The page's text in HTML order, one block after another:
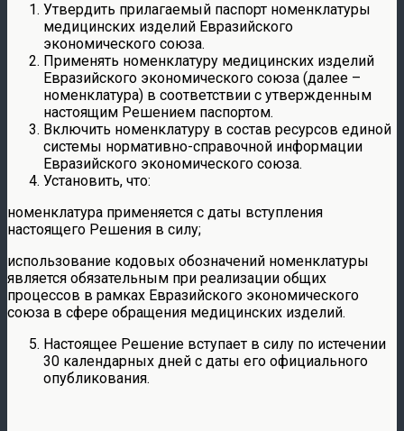
Утвердить прилагаемый паспорт номенклатуры
медицинских изделий Евразийского
экономического союза.
Применять номенклатуру медицинских изделий
Евразийского экономического союза (далее –
номенклатура) в соответствии с утвержденным
настоящим Решением паспортом.
Включить номенклатуру в состав ресурсов единой
системы нормативно-справочной информации
Евразийского экономического союза.
Установить, что:
номенклатура применяется с даты вступления
настоящего Решения в силу;
использование кодовых обозначений номенклатуры
является обязательным при реализации общих
процессов в рамках Евразийского экономического
союза в сфере обращения медицинских изделий.
Настоящее Решение вступает в силу по истечении
30 календарных дней с даты его официального
опубликования.